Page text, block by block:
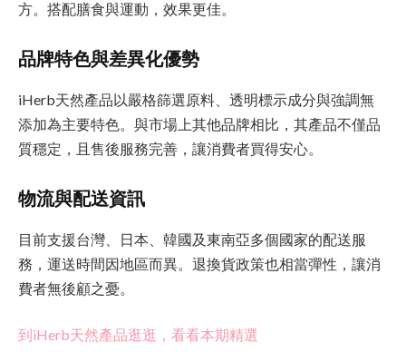
方。搭配膳食與運動，效果更佳。
品牌特色與差異化優勢
iHerb天然產品以嚴格篩選原料、透明標示成分與強調無
添加為主要特色。與市場上其他品牌相比，其產品不僅品
質穩定，且售後服務完善，讓消費者買得安心。
物流與配送資訊
目前支援台灣、日本、韓國及東南亞多個國家的配送服
務，運送時間因地區而異。退換貨政策也相當彈性，讓消
費者無後顧之憂。
到iHerb天然產品逛逛，看看本期精選